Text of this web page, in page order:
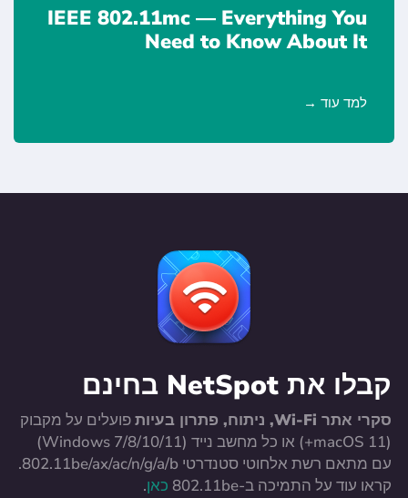
IEEE 802.11mc — Everything You
Need to Know About It
למד עוד
קבלו את NetSpot בחינם
סקרי אתר Wi-Fi, ניתוח, פתרון בעיות
פועלים על מקבוק
(macOS 11+) או כל מחשב נייד (Windows 7/8/10/11)
עם מתאם רשת אלחוטי סטנדרטי 802.11be/ax/ac/n/g/a/b.
קראו עוד על התמיכה ב-802.11be
כאן.